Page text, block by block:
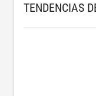
TENDENCIAS